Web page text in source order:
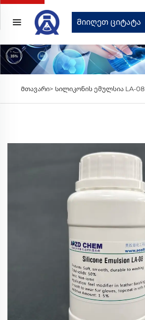
Მიიღეთ ციტატა
Მთავარი> Სილიკონის ემულსია LA-08